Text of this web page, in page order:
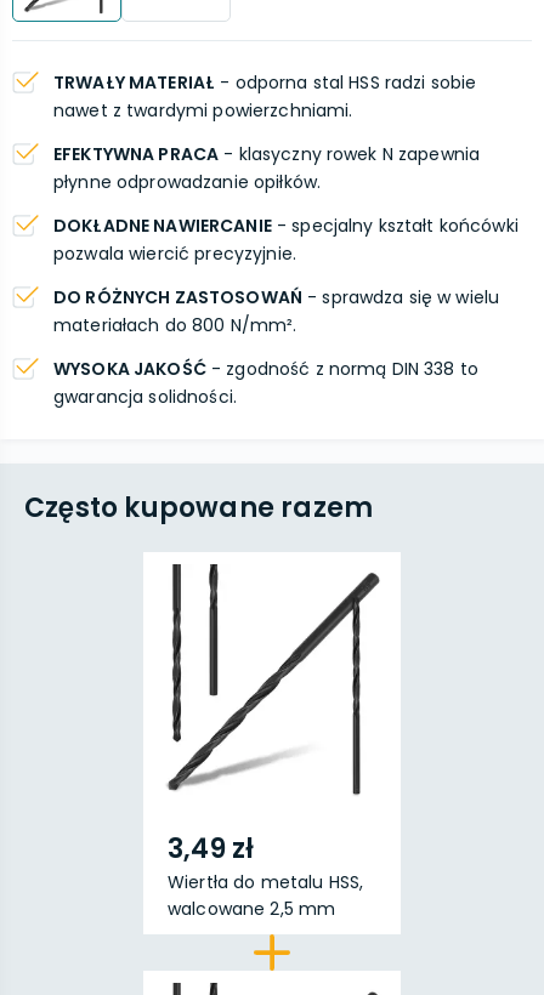
TRWAŁY MATERIAŁ - odporna stal HSS radzi sobie
nawet z twardymi powierzchniami.
EFEKTYWNA PRACA - klasyczny rowek N zapewnia
płynne odprowadzanie opiłków.
DOKŁADNE NAWIERCANIE- specjalny kształt końcówki
pozwala wiercić precyzyjnie.
DO RÓŻNYCH ZASTOSOWAŃ - sprawdza się w wielu
materiałach do 800 N/mm².
WYSOKA JAKOŚĆ- zgodność z normą DIN 338 to
gwarancja solidności.
Często kupowane razem
3,49 zł
Wiertła do metalu HSS,
walcowane 2,5 mm